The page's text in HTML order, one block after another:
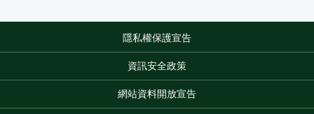
隱私權保護宣告
資訊安全政策
網站資料開放宣告